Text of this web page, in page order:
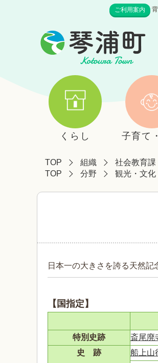
ご利用案内
くらし 子育て
TOP 組織
社会教育課
TOP
分野 観光・文化
日本一の大きさを誇る天然
【国指定】
特別史跡
斎尾廃
史 跡
船上山